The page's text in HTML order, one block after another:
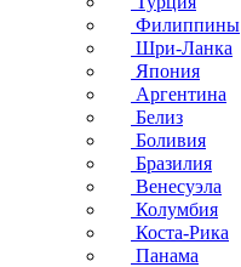
Филиппины
Шри-Ланка
Япония
Аргентина
Белиз
Боливия
Бразилия
Венесуэла
Колумбия
Коста-Рика
Панама